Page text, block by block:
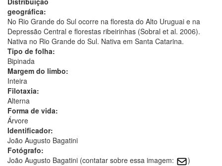
geográfica:
No Rio Grande do Sul ocorre na floresta do Alto Uruguai e na
Depressão Central e florestas ribeirinhas (Sobral et al. 2006).
Nativa no Rio Grande do Sul. Nativa em Santa Catarina.
Tipo de folha:
Bipinada
Margem do limbo:
Inteira
Filotaxia:
Alterna
Forma de vida:
Árvore
Identificador:
João Augusto Bagatini
Fotógrafo:
João Augusto Bagatini (contatar sobre essa imagem:
)